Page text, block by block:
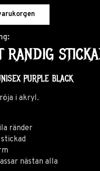
RANDIG
PURPLE BLACK
i akryl.
ränder
nästan alla